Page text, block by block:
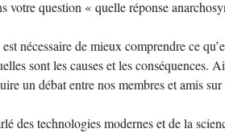
votre question « quelle réponse
nécessaire de mieux comprendre ce
sont les causes et les conséquences.
un débat entre nos membres et amis
des technologies modernes et de la